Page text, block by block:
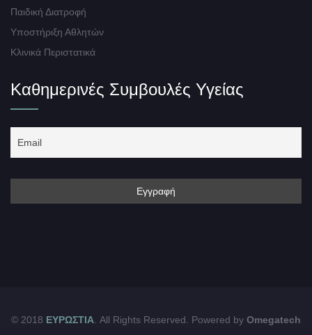
Παιδική Διατροφή
Υποστήριξη Αθλητών
Κλινικά Περιστατικά
Καθημερινές Συμβουλές Υγείας
© 2018 ΕΥΡΩΣΤΙΑ . All Rights Reserved. Powered by Omegatech